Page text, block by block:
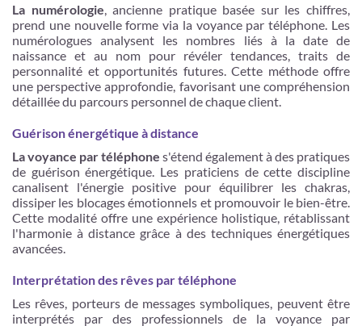
La numérologie , ancienne pratique basée sur les chiffres,
prend une nouvelle forme via la voyance par téléphone. Les
numérologues analysent les nombres liés à la date de
naissance et au nom pour révéler tendances, traits de
personnalité et opportunités futures. Cette méthode offre
une perspective approfondie, favorisant une compréhension
détaillée du parcours personnel de chaque client.
Guérison énergétique à distance
La voyance par téléphone s'étend également à des pratiques
de guérison énergétique. Les praticiens de cette discipline
canalisent l'énergie positive pour équilibrer les chakras,
dissiper les blocages émotionnels et promouvoir le bien-être.
Cette modalité offre une expérience holistique, rétablissant
l'harmonie à distance grâce à des techniques énergétiques
avancées.
Interprétation des rêves par téléphone
Les rêves, porteurs de messages symboliques, peuvent être
interprétés par des professionnels de la voyance par